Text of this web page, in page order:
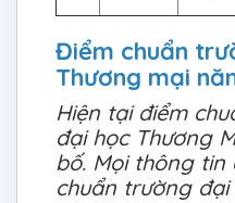
Điểm chuẩn
Thương mại
Hiện tại điểm
đại học Thương
bố. Mọi thông tin
chuẩn trường